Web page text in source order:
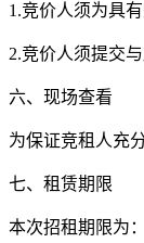
1.竞价人须为具
2.竞价人须提交
六、现场查看
为保证竞租人充
七、租赁期限
本次招租期限为